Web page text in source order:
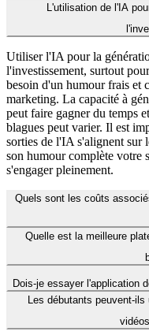
L'utilisation de l'IA
Utiliser l'IA pour la
l'investissement, surtout
besoin d'un humour frais et
marketing. La capacité à
peut faire gagner du temps
blagues peut varier. Il est
sorties de l'IA s'alignent sur
son humour complète votre
s'engager pleinement.
Quels sont les coûts
Quelle est la meilleure
Dois-je essayer l'application
Les débutants peuvent-